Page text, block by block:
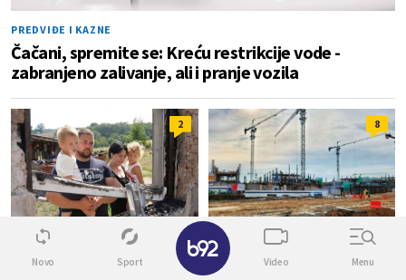
PREDVIĐE I KAZNE
Čačani, spremite se: Kreću restrikcije vode -
zabranjeno zalivanje, ali i pranje vozila
2
Ostali su bez ičega: Porodici
8
3 LAMELE I 280 STANOVA
Na mestu nekadašnje fabrike
Novo Sport Video Menu
✕